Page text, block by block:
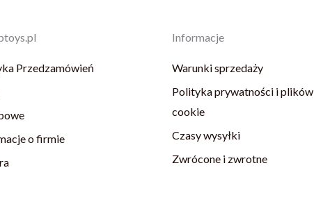
Przedzamówień
o firmie
Informacje
Warunki sprzedaży
Polityka prywatności i plików
cookie
Czasy wysyłki
Zwrócone i zwrotne